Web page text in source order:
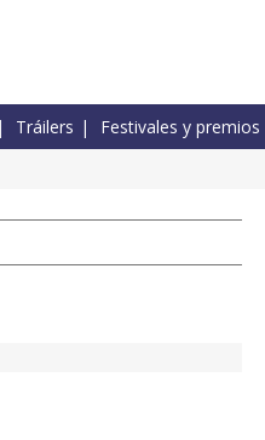
Tráilers Festivales y premios